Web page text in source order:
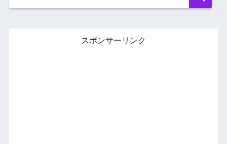
スポンサーリンク